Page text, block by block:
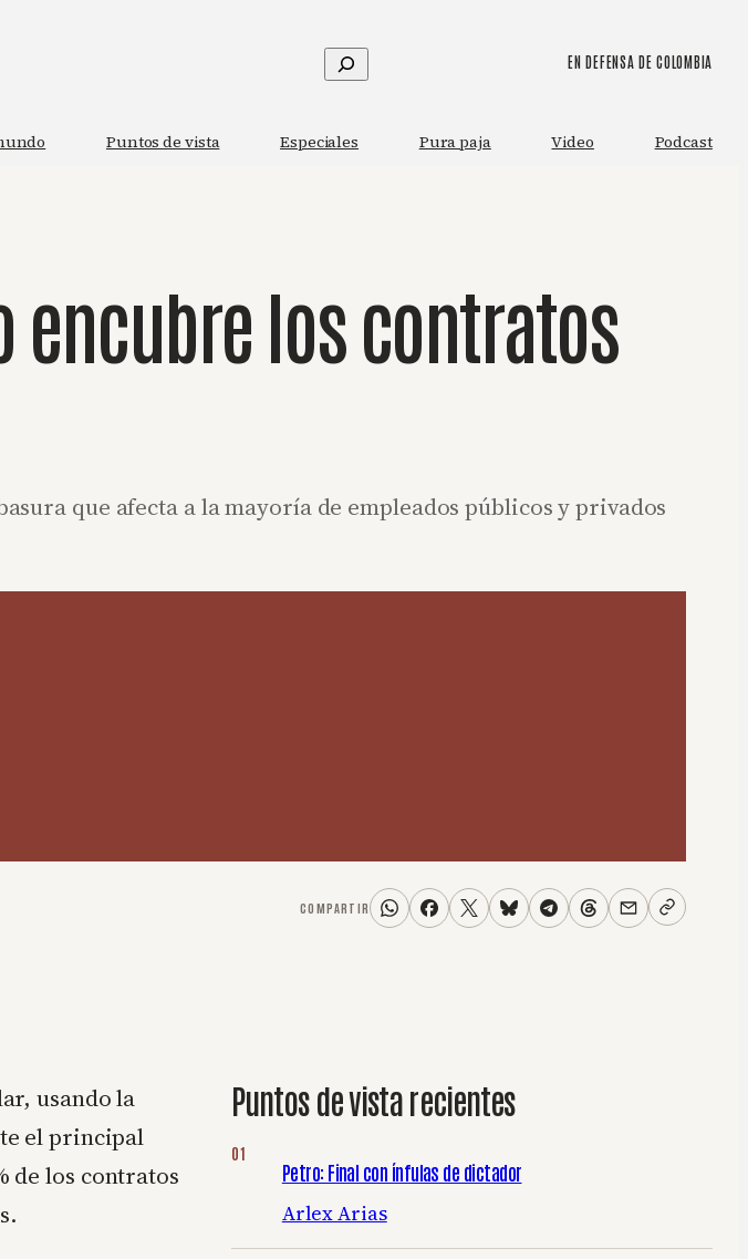
Buscar EN DEFENSA DE COLOMBIA
Puntos de vista Especiales Pura paja Video Podcast
encubre los contratos
que afecta a la mayoría de empleados públicos y privados
COMPARTIR
usando la
el principal
de los contratos
Puntos de vista recientes
Petro: Final con ínfulas de dictador
Arlex Arias